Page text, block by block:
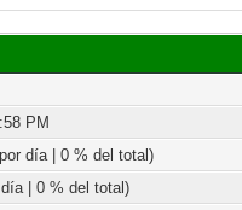
PM
día | 0 % del total)
| 0 % del total)